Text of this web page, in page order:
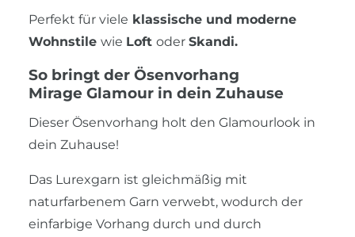
Perfekt für viele klassische und moderne
Wohnstile wie Loft oder Skandi.
So bringt der Ösenvorhang
Mirage Glamour in dein Zuhause
Dieser Ösenvorhang holt den Glamourlook in
dein Zuhause!
Das Lurexgarn ist gleichmäßig mit
naturfarbenem Garn verwebt, wodurch der
einfarbige Vorhang durch und durch